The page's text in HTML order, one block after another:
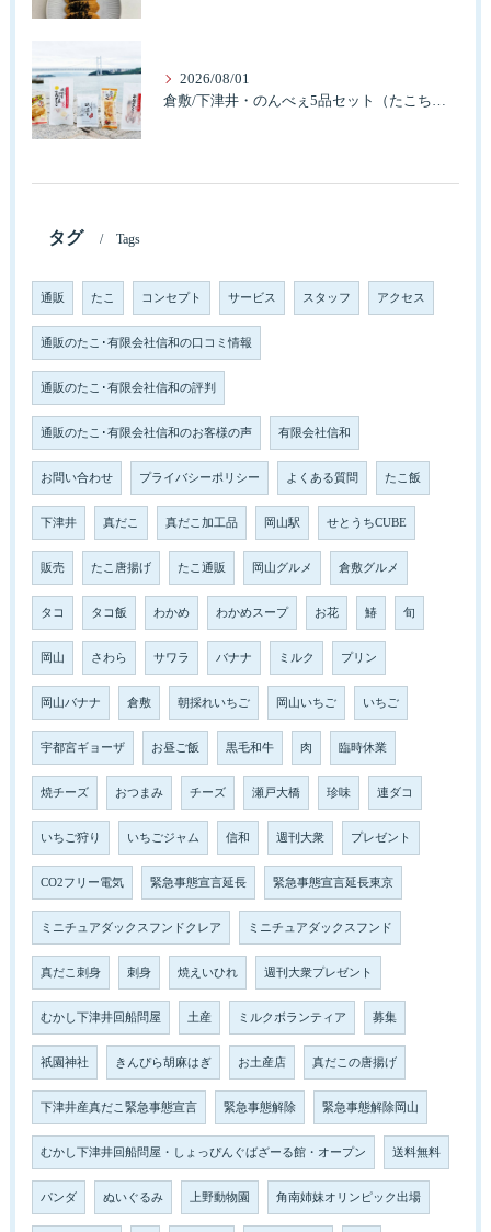
2026/08/01
倉敷/下津井・のんべぇ5品セット（たこちく、たこ玉、味付のり、串酢だこ、味付けけやわらか真だこチーズ）3歳のお子様も大好きなんですよ。
タグ Tags
通販 たこ コンセプト サービス スタッフ アクセス
通販のたこ･有限会社信和の口コミ情報
通販のたこ･有限会社信和の評判
通販のたこ･有限会社信和のお客様の声 有限会社信和
お問い合わせ プライバシーポリシー よくある質問 たこ飯
下津井 真だこ 真だこ加工品 岡山駅 せとうちCUBE
販売 たこ唐揚げ たこ通販 岡山グルメ 倉敷グルメ
タコ タコ飯 わかめ わかめスープ お花 鰆 旬
岡山 さわら サワラ バナナ ミルク プリン
岡山バナナ 倉敷 朝採れいちご 岡山いちご いちご
宇都宮ギョーザ お昼ご飯 黒毛和牛 肉 臨時休業
焼チーズ おつまみ チーズ 瀬戸大橋 珍味 連ダコ
いちご狩り いちごジャム 信和 週刊大衆 プレゼント
CO2フリー電気 緊急事態宣言延長 緊急事態宣言延長東京
ミニチュアダックスフンドクレア ミニチュアダックスフンド
真だこ刺身 刺身 焼えいひれ 週刊大衆プレゼント
むかし下津井回船問屋 土産 ミルクボランティア 募集
祇園神社 きんぴら胡麻はぎ お土産店 真だこの唐揚げ
下津井産真だこ緊急事態宣言 緊急事態解除 緊急事態解除岡山
むかし下津井回船問屋・しょっぴんぐばざーる館・オープン 送料無料
パンダ ぬいぐるみ 上野動物園 角南姉妹オリンピック出場